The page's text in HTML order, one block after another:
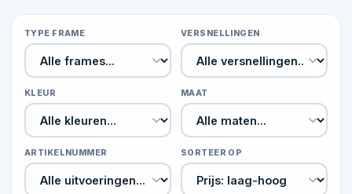
TYPE FRAME VERSNELLINGEN
KLEUR MAAT
ARTIKELNUMMER SORTEER OP